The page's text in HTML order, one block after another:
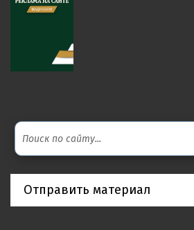
Отправить материал